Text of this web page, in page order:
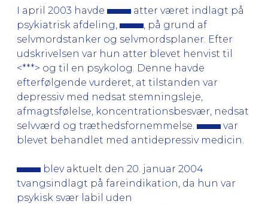
I april 2003 havde
atter været indlagt på
psykiatrisk afdeling,
, på grund af
selvmordstanker og selvmordsplaner. Efter
udskrivelsen var hun atter blevet henvist til
<***> og til en psykolog. Denne havde
efterfølgende vurderet, at tilstanden var
depressiv med nedsat stemningsleje,
afmagtsfølelse, koncentrationsbesvær, nedsat
selvværd og træthedsfornemmelse.
var
blevet behandlet med antidepressiv medicin.
blev aktuelt den 20. januar 2004
tvangsindlagt på fareindikation, da hun var
psykisk svær labil uden